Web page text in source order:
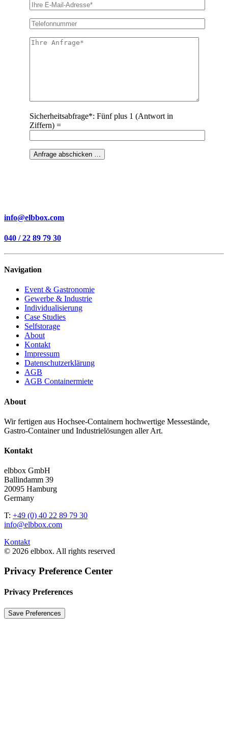
Sicherheitsabfrage*: Fünf plus 1 (Antwort in
Ziffern) =
info@elbbox.com
040 / 22 89 79 30
Navigation
Event & Gastronomie
Gewerbe & Industrie
Individualisierung
Case Studies
Selfstorage
About
Kontakt
Impressum
Datenschutzerklärung
AGB
AGB Containermiete
About
Wir fertigen aus Hochsee-Containern hochwertige Messestände,
Gastro-Container und Industrie­lösungen aller Art.
Kontakt
elbbox GmbH
Ballindamm 39
20095 Hamburg
Germany
T: +49 (0) 40 22 89 79 30
info@elbbox.com
Kontakt
© 2026 elbbox. All rights reserved
Privacy Preference Center
Privacy Preferences